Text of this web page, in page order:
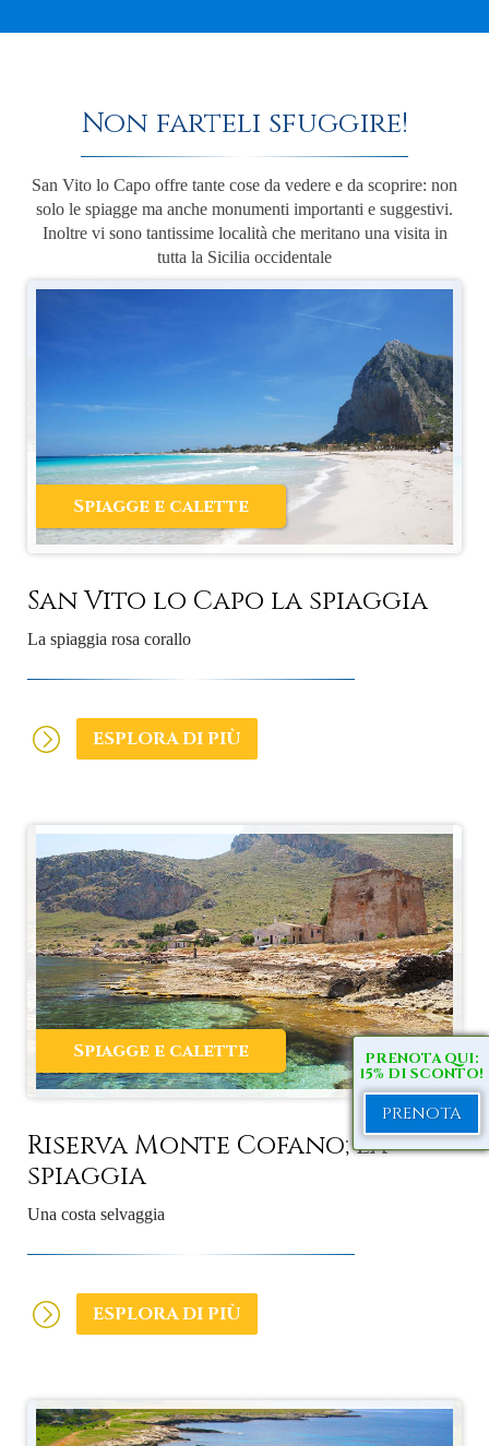
Non farteli sfuggire!
San Vito lo Capo offre tante cose da vedere e da scoprire: non
solo le spiagge ma anche monumenti importanti e suggestivi.
Inoltre vi sono tantissime località che meritano una visita in
tutta la Sicilia occidentale
Spiagge e calette
San Vito lo Capo la spiaggia
La spiaggia rosa corallo
ESPLORA DI PIÙ
Spiagge e calette
Riserva Monte Cofano; la
spiaggia
Una costa selvaggia
ESPLORA DI PIÙ
PRENOTA QUI:
15% DI SCONTO!
PRENOTA